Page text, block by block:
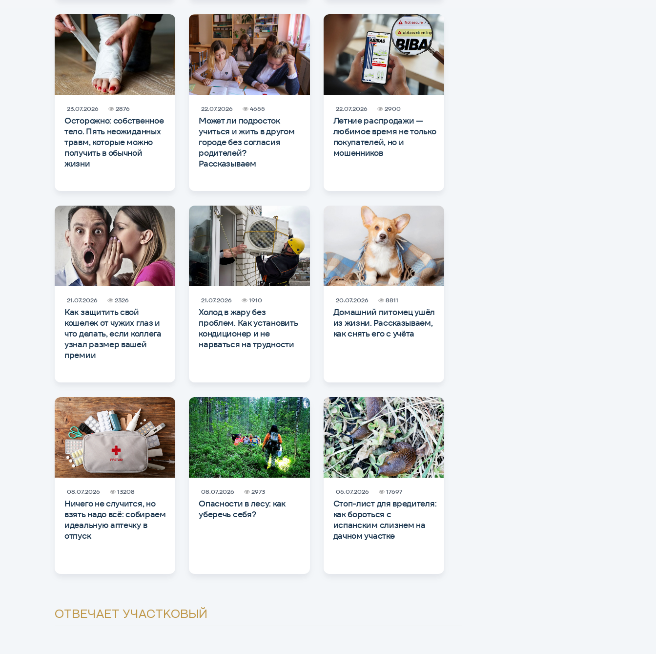
Осторожно: собственное
тело. Пять неожиданных
травм, которые можно
получить в обычной
жизни
23.07.2026 2876
Может ли подросток
учиться и жить в другом
городе без согласия
родителей?
Рассказываем
22.07.2026 4655
Летние распродажи —
любимое время не только
покупателей, но и
мошенников
22.07.2026 2900
Как защитить свой
кошелек от чужих глаз и
что делать, если коллега
узнал размер вашей
премии
21.07.2026 2326
Холод в жару без
проблем. Как установить
кондиционер и не
нарваться на трудности
21.07.2026 1910
Домашний питомец ушёл
из жизни. Рассказываем,
как снять его с учёта
20.07.2026 8811
Ничего не случится, но
взять надо всё: собираем
идеальную аптечку в
отпуск
08.07.2026 13208
Опасности в лесу: как
уберечь себя?
08.07.2026 2973
Стоп-лист для вредителя:
как бороться с
испанским слизнем на
дачном участке
05.07.2026 17697
ОТВЕЧАЕТ УЧАСТКОВЫЙ